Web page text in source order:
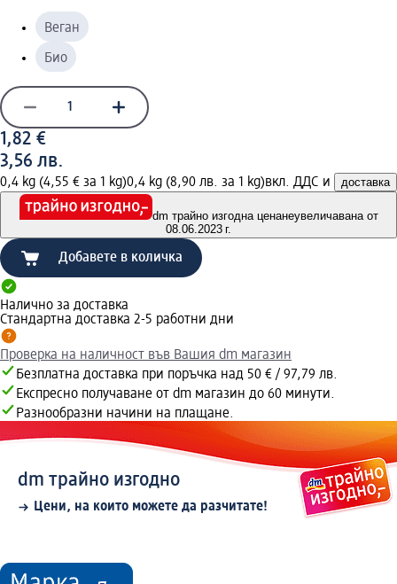
Веган
Био
1,82 €
3,56 лв.
0,4 kg (4,55 € за 1 kg)0,4 kg (8,90 лв. за 1 kg)вкл. ДДС и доставка
dm трайно изгодна ценанеувеличавана от
08.06.2023 г.
Добавете в количка
Налично за доставка
Стандартна доставка 2-5 работни дни
Проверка на наличност във Вашия dm магазин
Безплатна доставка при поръчка над 50 € / 97,79 лв.
Експресно получаване от dm магазин до 60 минути.
Разнообразни начини на плащане.
dm трайно изгодно
Цени, на които можете да разчитате!